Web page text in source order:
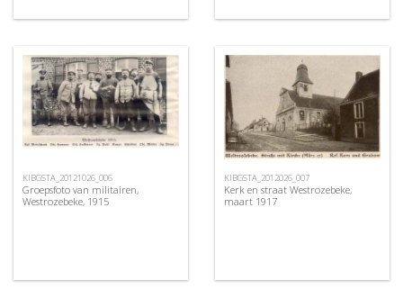
KIBGSTA_20121026_006
Groepsfoto van militairen,
Westrozebeke, 1915
KIBGSTA_2012026_007
Kerk en straat Westrozebeke,
maart 1917